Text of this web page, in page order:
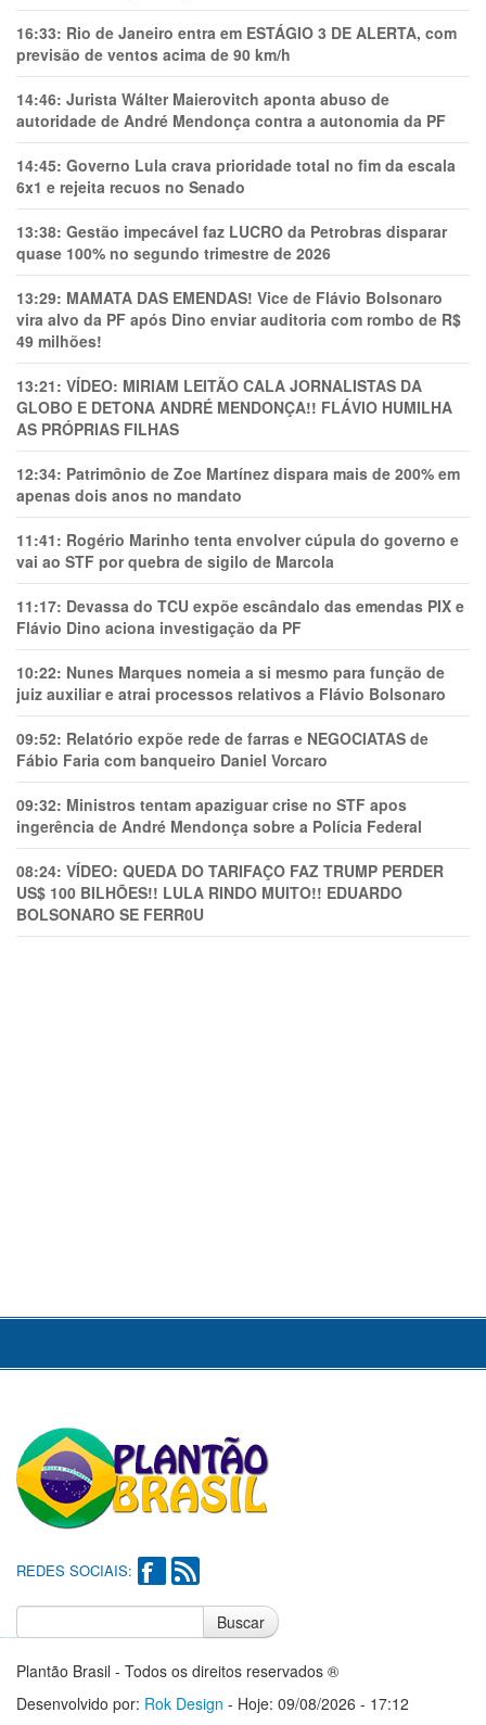
16:33: Rio de Janeiro entra em ESTÁGIO 3 DE ALERTA, com
previsão de ventos acima de 90 km/h
14:46: Jurista Wálter Maierovitch aponta abuso de
autoridade de André Mendonça contra a autonomia da PF
14:45: Governo Lula crava prioridade total no fim da escala
6x1 e rejeita recuos no Senado
13:38: Gestão impecável faz LUCRO da Petrobras disparar
quase 100% no segundo trimestre de 2026
13:29: MAMATA DAS EMENDAS! Vice de Flávio Bolsonaro
vira alvo da PF após Dino enviar auditoria com rombo de R$
49 milhões!
13:21: VÍDEO: MIRIAM LEITÃO CALA JORNALISTAS DA
GLOBO E DETONA ANDRÉ MENDONÇA!! FLÁVIO HUMILHA
AS PRÓPRIAS FILHAS
12:34: Patrimônio de Zoe Martínez dispara mais de 200% em
apenas dois anos no mandato
11:41: Rogério Marinho tenta envolver cúpula do governo e
vai ao STF por quebra de sigilo de Marcola
11:17: Devassa do TCU expõe escândalo das emendas PIX e
Flávio Dino aciona investigação da PF
10:22: Nunes Marques nomeia a si mesmo para função de
juiz auxiliar e atrai processos relativos a Flávio Bolsonaro
09:52: Relatório expõe rede de farras e NEGOCIATAS de
Fábio Faria com banqueiro Daniel Vorcaro
09:32: Ministros tentam apaziguar crise no STF apos
ingerência de André Mendonça sobre a Polícia Federal
08:24: VÍDEO: QUEDA DO TARIFAÇO FAZ TRUMP PERDER
US$ 100 BILHÕES!! LULA RINDO MUITO!! EDUARDO
BOLSONARO SE FERR0U
REDES SOCIAIS:
Buscar
Plantão Brasil - Todos os direitos reservados ®
Desenvolvido por: Rok Design - Hoje: 09/08/2026 - 17:12